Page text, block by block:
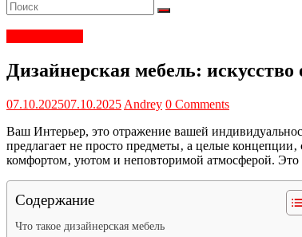
Дизайнерская мебель:
07.10.202507.10.2025 Andrey 0 Comments
Ваш Интерьер, это отражение вашей
предлагает не просто предметы‚ а целые
комфортом‚ уютом и неповторимой атмосферой. Это
Содержание
Что такое дизайнерская мебель